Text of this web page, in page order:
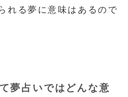
れる夢に意味はあるので
夢占いではどんな意